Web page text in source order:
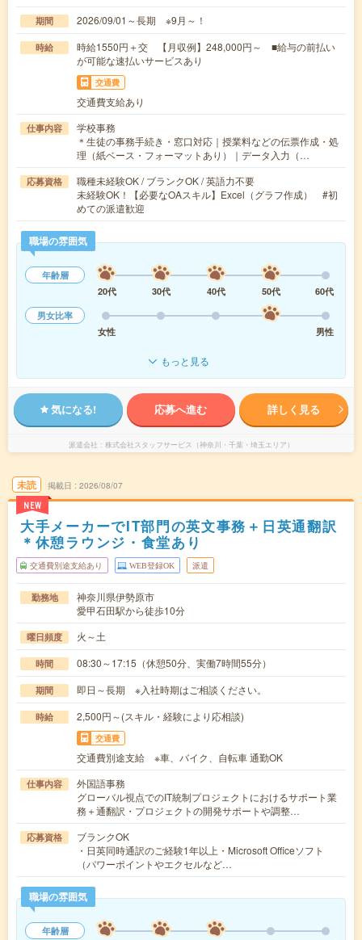
期間 2026/09/01～長期 ※9月～！
時給
時給1550円＋交 【月収例】248,000円～ ■給与の前払い
が可能な速払いサービスあり
交通費
交通費支給あり
仕事内容
学校事務
＊生徒の事務手続き・窓口対応｜授業料などの伝票作成・処
理（紙ベース・フォーマットあり）｜データ入力（…
応募資格
職種未経験OK / ブランクOK / 英語力不要
未経験OK！【必要なOAスキル】Excel（グラフ作成） #初
めての派遣歓迎
職場の雰囲気
年齢層
20代
30代 40代 50代
60代
男女比率
女性
男性
もっと見る
気になる! 応募へ進む 詳しく見る
派遣会社 株式会社スタッフサービス（神奈川・千葉・埼玉エリア）
未読
NEW
掲載日 2026/08/07
大手メーカーでIT部門の英文事務＋日英通翻訳
＊休憩ラウンジ・食堂あり
交通費別途支給あり WEB登録OK 派遣
勤務地
神奈川県伊勢原市
愛甲石田駅から徒歩10分
曜日頻度 火～土
時間 08:30～17:15（休憩50分、実働7時間55分）
期間 即日～長期 ※入社時期はご相談ください。
時給 2,500円～(スキル・経験により応相談)
交通費
交通費別途支給 ※車、バイク、自転車 通勤OK
仕事内容
外国語事務
グローバル視点でのIT統制プロジェクトにおけるサポート業
務＋通翻訳・プロジェクトの開発サポートや調整…
応募資格
ブランクOK
・日英同時通訳のご経験1年以上・Microsoft Officeソフト
（パワーポイントやエクセルなど…
職場の雰囲気
年齢層